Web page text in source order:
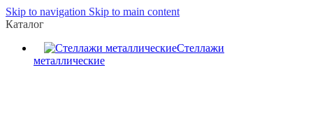
Skip to navigation Skip to main content
Каталог
Стеллажи
металлические